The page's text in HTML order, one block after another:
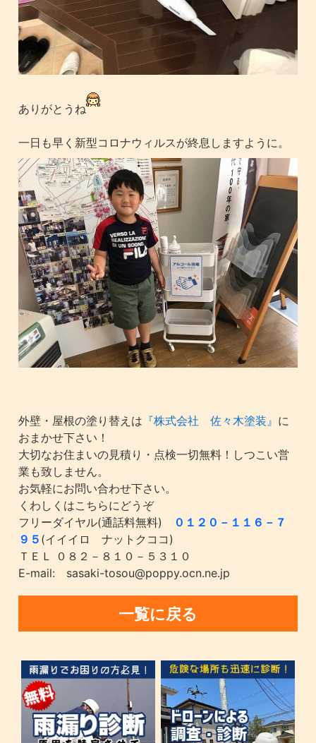
ありがとうね
一日も早く新型コロナウィルスが終息しますように。
外壁・屋根の塗り替えは 『株式会社 佐々木塗装』 に
おまかせ下さい！
大切なお住まいの見積り・点検一切無料！しつこい営
業も致しません。
お気軽にお問い合わせ下さい。
くわしくはこちらにどうぞ
フリーダイヤル(通話料無料)
０１２０－１１６－７
９５ (イイイロ ナットクココ)
ＴＥＬ ０８２－８１０－５３１０
E-mail: sasaki-tosou@poppy.ocn.ne.jp
一覧に戻る